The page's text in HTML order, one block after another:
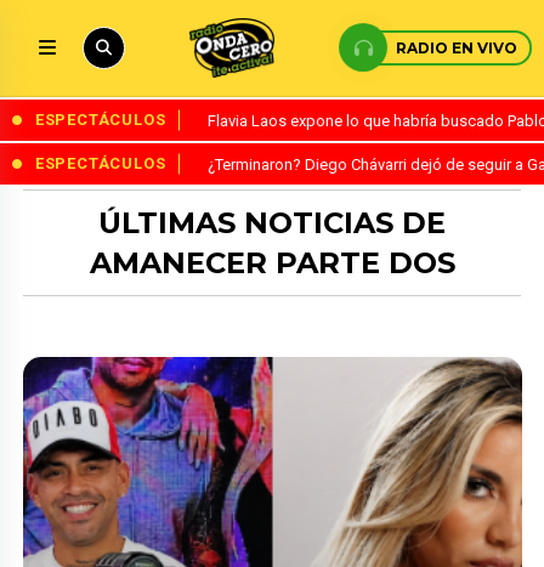
RADIO EN VIVO
ESPECTÁCULOS Flavia Laos expone lo que habría buscado
ESPECTÁCULOS ¿Terminaron? Diego Chávarri dejó de seguir a
ÚLTIMAS NOTICIAS DE
AMANECER PARTE DOS